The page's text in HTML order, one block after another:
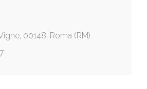
00148, Roma (RM)